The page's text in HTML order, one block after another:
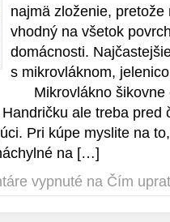
najmä zloženie,
vhodný na všetok
domácnosti.
s mikrovláknom,
šikovne
ale treba
Pri kúpe myslite na
na […]
vypnuté na Čím